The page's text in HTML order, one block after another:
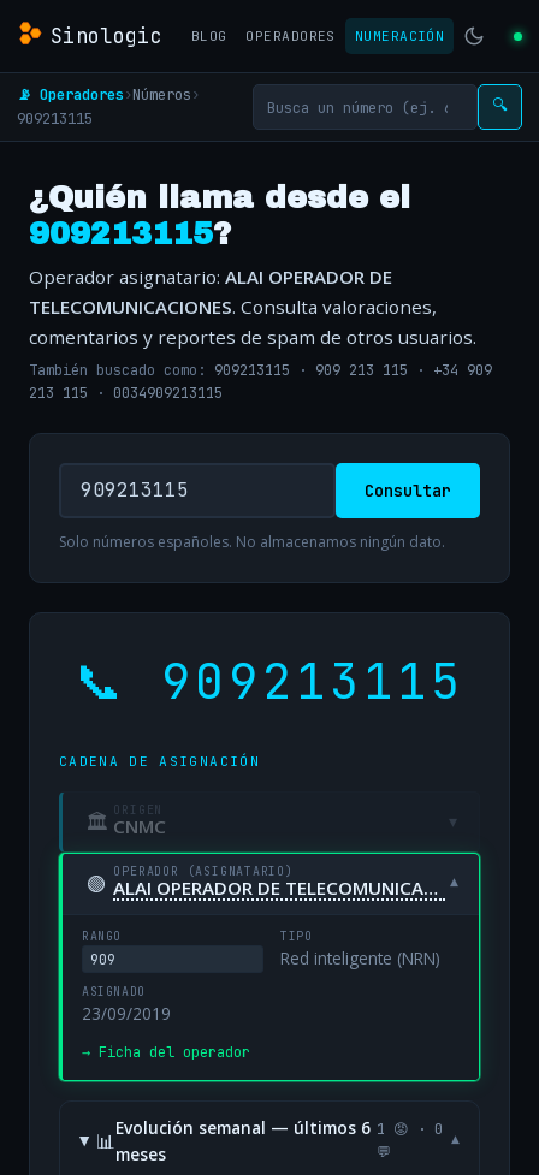
Sinologic BLOG OPERADORES NUMERACIÓN
📡 Operadores›Números›
909213115
🔍
¿Quién llama desde el
909213115?
Operador asignatario: ALAI OPERADOR DE
TELECOMUNICACIONES. Consulta valoraciones,
comentarios y reportes de spam de otros usuarios.
También buscado como: 909213115 · 909 213 115 · +34 909
213 115 · 0034909213115
Consultar
Solo números españoles. No almacenamos ningún dato.
📞 909213115
CADENA DE ASIGNACIÓN
🏛 ORIGEN
CNMC ▾
🟢 OPERADOR (ASIGNATARIO)
ALAI OPERADOR DE TELECOMUNICACIONES, S.L. ▾
RANGO
909
TIPO
Red inteligente (NRN)
ASIGNADO
23/09/2019
→ Ficha del operador
📊
Evolución semanal — últimos 6
meses
1 😡 · 0
💬
▾